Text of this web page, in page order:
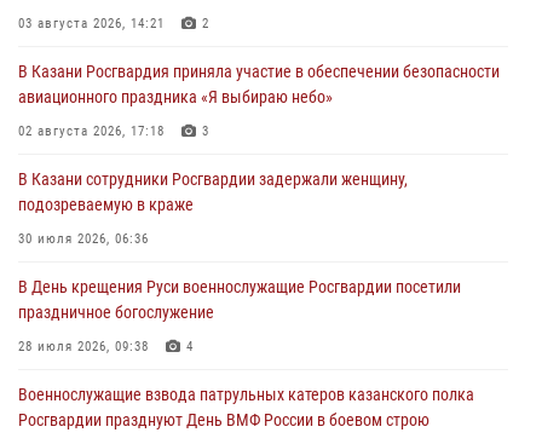
03 августа 2026, 14:21 2
В Казани Росгвардия приняла участие в обеспечении безопасности
авиационного праздника «Я выбираю небо»
02 августа 2026, 17:18 3
В Казани сотрудники Росгвардии задержали женщину,
подозреваемую в краже
30 июля 2026, 06:36
В День крещения Руси военнослужащие Росгвардии посетили
праздничное богослужение
28 июля 2026, 09:38 4
Военнослужащие взвода патрульных катеров казанского полка
Росгвардии празднуют День ВМФ России в боевом строю